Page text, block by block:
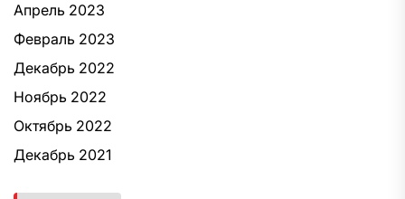
Апрель 2023
Февраль 2023
Декабрь 2022
Ноябрь 2022
Октябрь 2022
Декабрь 2021